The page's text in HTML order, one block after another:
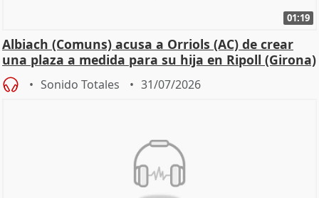
01:19
Albiach (Comuns) acusa a Orriols (AC) de crear
una plaza a medida para su hija en Ripoll (Girona)
Sonido Totales 31/07/2026